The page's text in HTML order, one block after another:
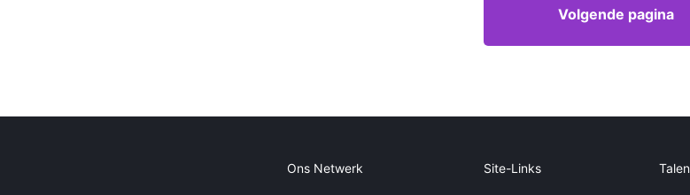
Volgende pagina
Ons Netwerk Site-Links Talen